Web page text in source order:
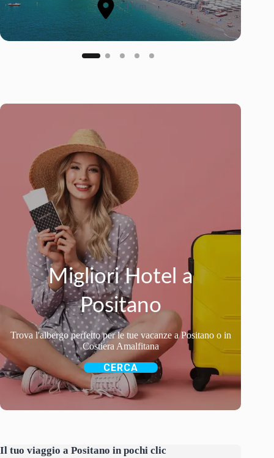
1.4 Km
Migliori Hotel a
Positano
Trova l'albergo perfetto per le tue vacanze a Positano o in
Costiera Amalfitana
CERCA
Il tuo viaggio a Positano in pochi clic